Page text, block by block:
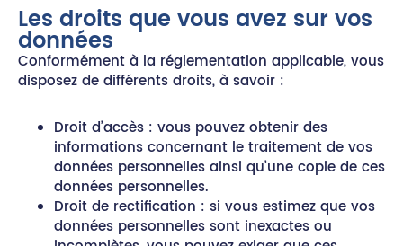
Les droits que vous avez sur vos
données
Conformément à la réglementation applicable, vous
disposez de différents droits, à savoir :
Droit d’accès : vous pouvez obtenir des
informations concernant le traitement de vos
données personnelles ainsi qu’une copie de ces
données personnelles.
Droit de rectification : si vous estimez que vos
données personnelles sont inexactes ou